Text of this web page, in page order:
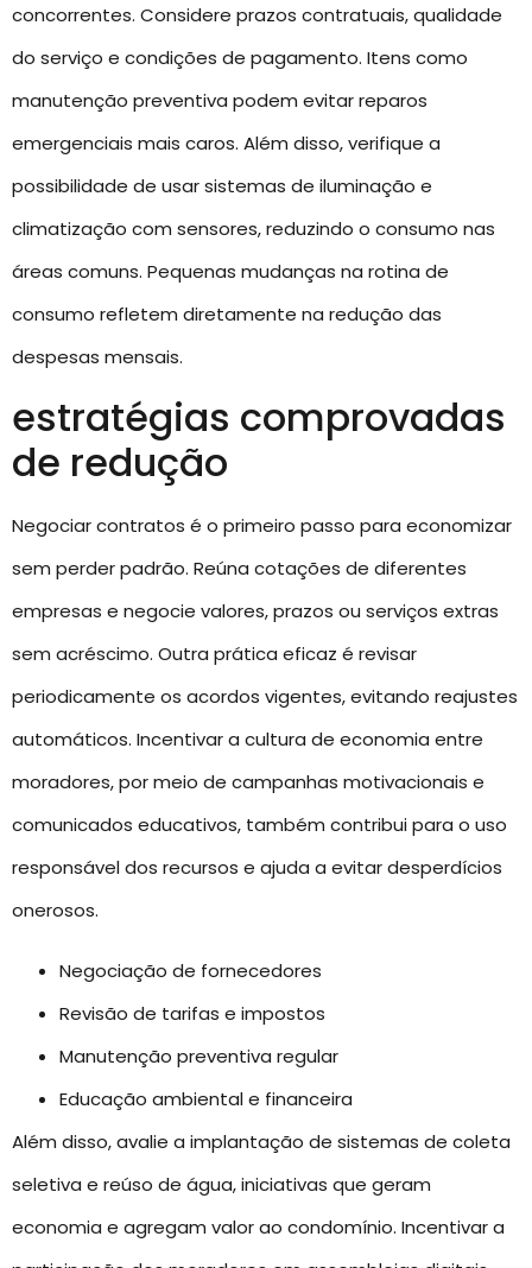
concorrentes. Considere prazos contratuais, qualidade
do serviço e condições de pagamento. Itens como
manutenção preventiva podem evitar reparos
emergenciais mais caros. Além disso, verifique a
possibilidade de usar sistemas de iluminação e
climatização com sensores, reduzindo o consumo nas
áreas comuns. Pequenas mudanças na rotina de
consumo refletem diretamente na redução das
despesas mensais.
estratégias comprovadas
de redução
Negociar contratos é o primeiro passo para economizar
sem perder padrão. Reúna cotações de diferentes
empresas e negocie valores, prazos ou serviços extras
sem acréscimo. Outra prática eficaz é revisar
periodicamente os acordos vigentes, evitando reajustes
automáticos. Incentivar a cultura de economia entre
moradores, por meio de campanhas motivacionais e
comunicados educativos, também contribui para o uso
responsável dos recursos e ajuda a evitar desperdícios
onerosos.
Negociação de fornecedores
Revisão de tarifas e impostos
Manutenção preventiva regular
Educação ambiental e financeira
Além disso, avalie a implantação de sistemas de coleta
seletiva e reúso de água, iniciativas que geram
economia e agregam valor ao condomínio. Incentivar a